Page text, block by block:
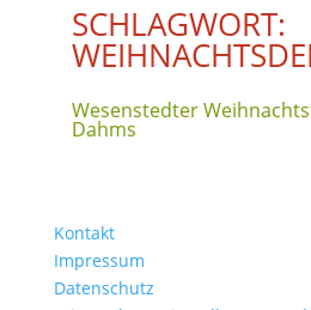
SCHLAGWORT:
Wesenstedter
Dahms
Kontakt
Impressum
Datenschutz